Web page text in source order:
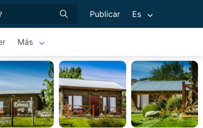
Publicar Es
Más